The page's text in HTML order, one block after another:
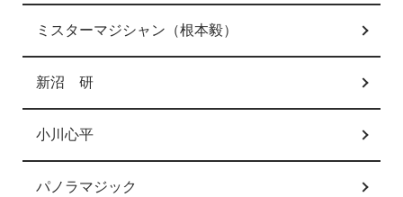
ミスターマジシャン（根本毅）
新沼 研
小川心平
パノラマジック